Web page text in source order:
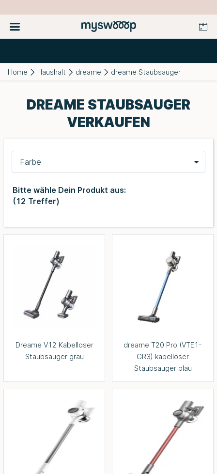
Home Haushalt dreame dreame Staubsauger
DREAME STAUBSAUGER
VERKAUFEN
Farbe
Bitte wähle Dein Produkt aus:
(12 Treffer)
Dreame V12 Kabelloser
Staubsauger grau
dreame T20 Pro (VTE1-
GR3) kabelloser
Staubsauger blau